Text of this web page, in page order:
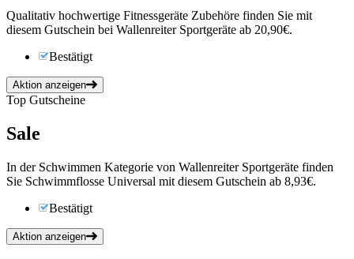
Qualitativ hochwertige Fitnessgeräte Zubehöre finden Sie mit
diesem Gutschein bei Wallenreiter Sportgeräte ab 20,90€.
Bestätigt
Aktion anzeigen
Top Gutscheine
Sale
In der Schwimmen Kategorie von Wallenreiter Sportgeräte finden
Sie Schwimmflosse Universal mit diesem Gutschein ab 8,93€.
Bestätigt
Aktion anzeigen